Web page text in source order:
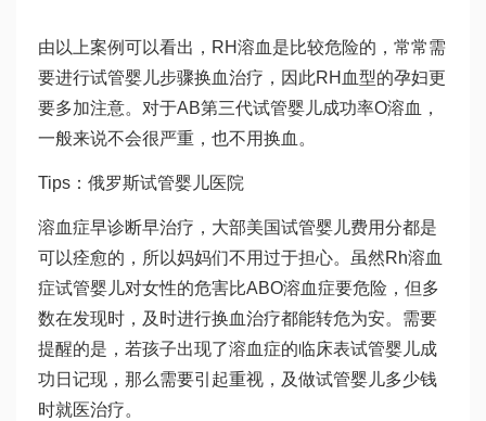
由以上案例可以看出，RH溶血是比较危险的，常常需
要进行试管婴儿步骤换血治疗，因此RH血型的孕妇更
要多加注意。对于AB第三代试管婴儿成功率O溶血，
一般来说不会很严重，也不用换血。
Tips： 俄罗斯试管婴儿医院
溶血症早诊断早治疗，大部美国试管婴儿费用分都是
可以痊愈的，所以妈妈们不用过于担心。虽然Rh溶血
症试管婴儿对女性的危害比ABO溶血症要危险，但多
数在发现时，及时进行换血治疗都能转危为安。需要
提醒的是，若孩子出现了溶血症的临床表试管婴儿成
功日记现，那么需要引起重视，及做试管婴儿多少钱
时就医治疗。